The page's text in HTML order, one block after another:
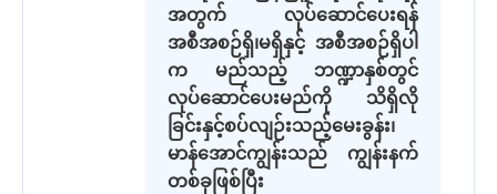
အတွက် လုပ်ဆောင်ပေးရန်
အစီအစဉ်ရှိ၊မရှိနှင့် အစီအစဉ်ရှိပါ
က မည်သည့် ဘဏ္ဍာနှစ်တွင်
လုပ်ဆောင်ပေးမည်ကို သိရှိလို
ခြင်းနှင့်စပ်လျဉ်းသည့်မေးခွန်း၊
မာန်အောင်ကျွန်းသည် ကျွန်းနက်
တစ်ခုဖြစ်ပြီး